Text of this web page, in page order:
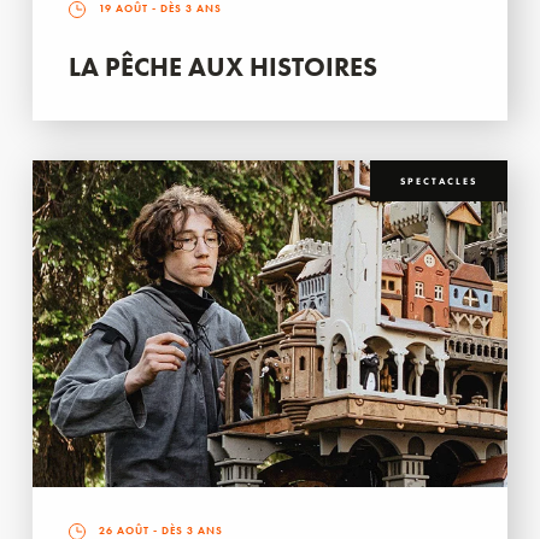
19 AOÛT - DÈS 3 ANS
LA PÊCHE AUX HISTOIRES
SPECTACLES
26 AOÛT - DÈS 3 ANS